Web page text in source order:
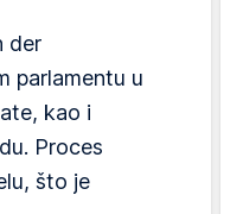
der
parlamentu u
kao i
Proces
što je